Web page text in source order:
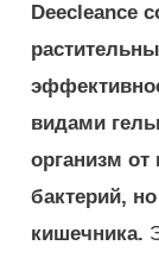
Deecleance
видами
организм от
бактерий,
кишечника.